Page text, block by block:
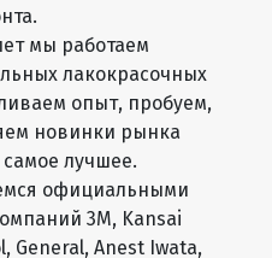
мы работаем
лакокрасочных
опыт, пробуем,
новинки рынка
лучшее.
официальными
3М, Kansai
General, Anest Iwata,